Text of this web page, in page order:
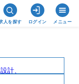
人を探す ログイン メニュー
計、